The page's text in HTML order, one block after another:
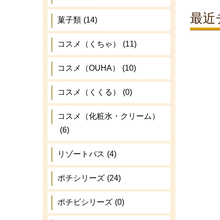
最近
菓子類 (14)
コスメ（くちゃ） (11)
コスメ（OUHA） (10)
コスメ（くくる） (0)
コスメ（化粧水・クリーム）
(6)
リゾートバス (4)
ポチシリーズ (24)
ポチビシリーズ (0)